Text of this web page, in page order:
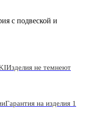
с подвеской и
Изделия не темнеют
Гарантия на изделия 1